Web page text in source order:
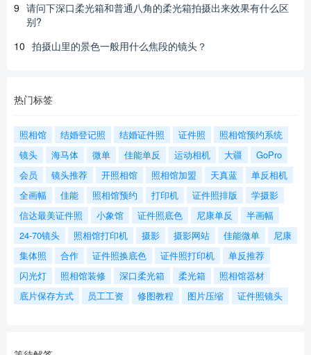
9 请问下深口柔光箱和普通八角的柔光箱拍摄出来效果有什么区
别?
10 拍摄山里的景色一般用什么焦段的镜头？
热门标签
照相馆 结婚登记照 结婚证件照 证件照
照相馆预约系统
镜头
海马体 微单 佳能单反 运动相机 大疆
GoPro
会员
镜头推荐 开照相馆 照相馆加盟 天真蓝
单反相机
全画幅
佳能 照相馆预约 打印机 证件照排版
学摄影
信达最美证件照
小象馆 证件照底色 尼康单反
半画幅
24-70镜头
照相馆打印机 摄影 摄影网站 佳能微单
尼康
集体照
合作 证件照换底色 证件照打印机
单反推荐
闪光灯
照相馆装修 深口柔光箱 柔光箱
照相馆器材
底片保存方式
员工工资 修图教程 图片压缩 证件照镜头